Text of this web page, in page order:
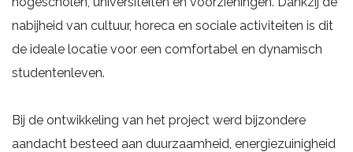
nabijheid van cultuur, horeca en sociale activiteiten is dit
de ideale locatie voor een comfortabel en dynamisch
studentenleven.
Bij de ontwikkeling van het project werd bijzondere
aandacht besteed aan duurzaamheid, energiezuinigheid